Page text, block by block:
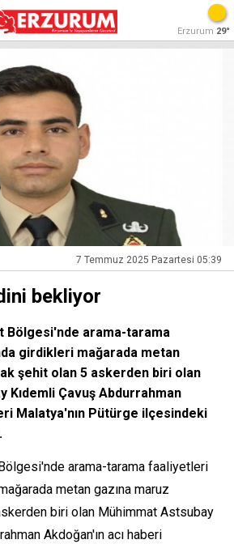
Erzurum 29°
7 Temmuz 2025 Pazartesi 05:39
bekliyor
Bölgesi'nde arama-tarama
girdikleri mağarada metan
şehit olan 5 askerden biri olan
Kıdemli Çavuş Abdurrahman
Malatya'nın Pütürge ilçesindeki
arama-tarama faaliyetleri
metan gazına maruz
biri olan Mühimmat Astsubay
Akdoğan'ın acı haberi